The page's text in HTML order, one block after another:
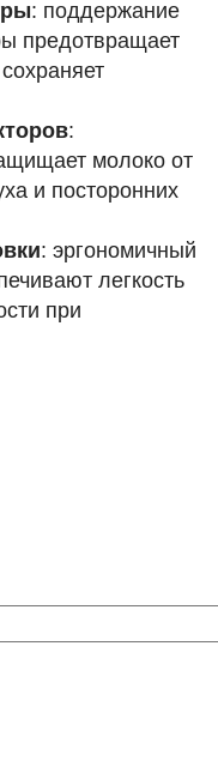
: поддержание
предотвращает
:
молоко от
и посторонних
: эргономичный
легкость
при